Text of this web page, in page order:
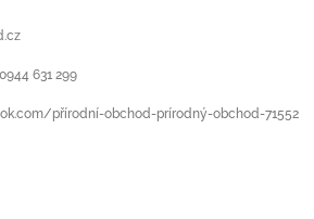
631 299
přírodní-obchod-prírodný-obchod-71552